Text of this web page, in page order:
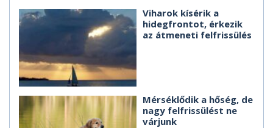
Viharok kísérik a
hidegfrontot, érkezik
az átmeneti felfrissülés
Mérséklődik a hőség, de
nagy felfrissülést ne
várjunk